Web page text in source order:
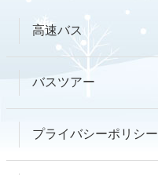
高速バス
バスツアー
プライバシーポリシー